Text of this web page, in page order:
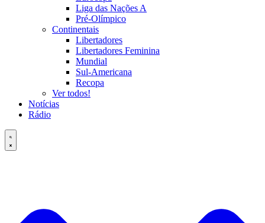
Liga das Nações A
Pré-Olímpico
Continentais
Libertadores
Libertadores Feminina
Mundial
Sul-Americana
Recopa
Ver todos!
Notícias
Rádio